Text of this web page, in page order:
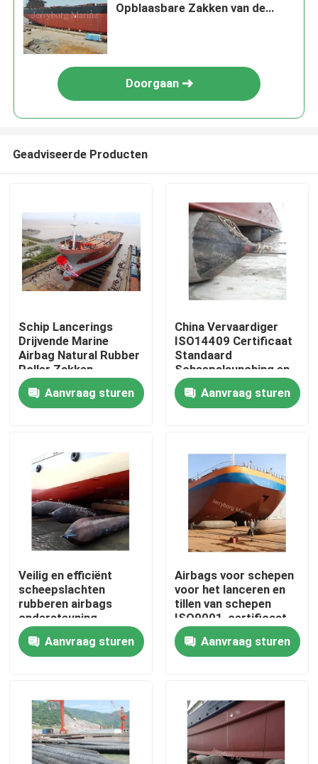
Huis
Producten
Fabrieksreis
Kwaliteitscontrole
Contacteer ons
Nieuws
Yokohama Pneumatisch Stootkussen
hydro pneumatisch stootkussen
Opblaasbare Zakken van de
Doorgaan
Geadviseerde Producten
Schip Lancerings
Drijvende Marine
Airbag Natural Rubber
Roller Zakken
1.5m*15m
Aanvraag sturen
China Vervaardiger
ISO14409 Certificaat
Standaard
Scheepslaunching en
Lifting Marine Rubber
AirbagsAanvraag sturen
Veilig en efficiënt
scheepslachten
rubberen airbags
ondersteuning
BV/CCS certificaat
Aanvraag sturen
Airbags voor schepen
voor het lanceren en
tillen van schepen
ISO9001-certificaat
Rubber Airbags
Aanvraag sturen